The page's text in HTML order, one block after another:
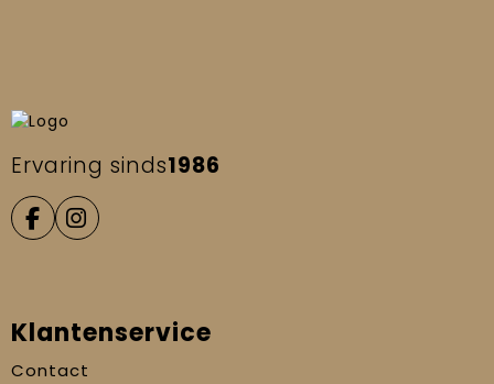
Ervaring sinds1986
Klantenservice
Contact